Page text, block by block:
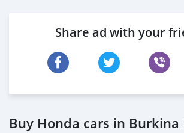
Share ad with your
Buy Honda cars in Burkina